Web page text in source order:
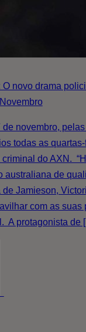
O novo drama
de novembro,
todas as
do AXN.
australiana de
de Jamieson,
com as suas
A protagonista de